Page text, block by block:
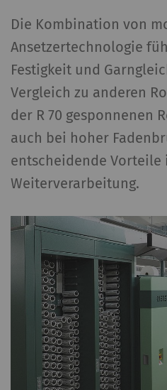
Die Kombination von
Ansetzertechnologie
Festigkeit und
Vergleich zu anderen
der R 70 gesponnenen
auch bei hoher
entscheidende Vorteile
Weiterverarbeitung.